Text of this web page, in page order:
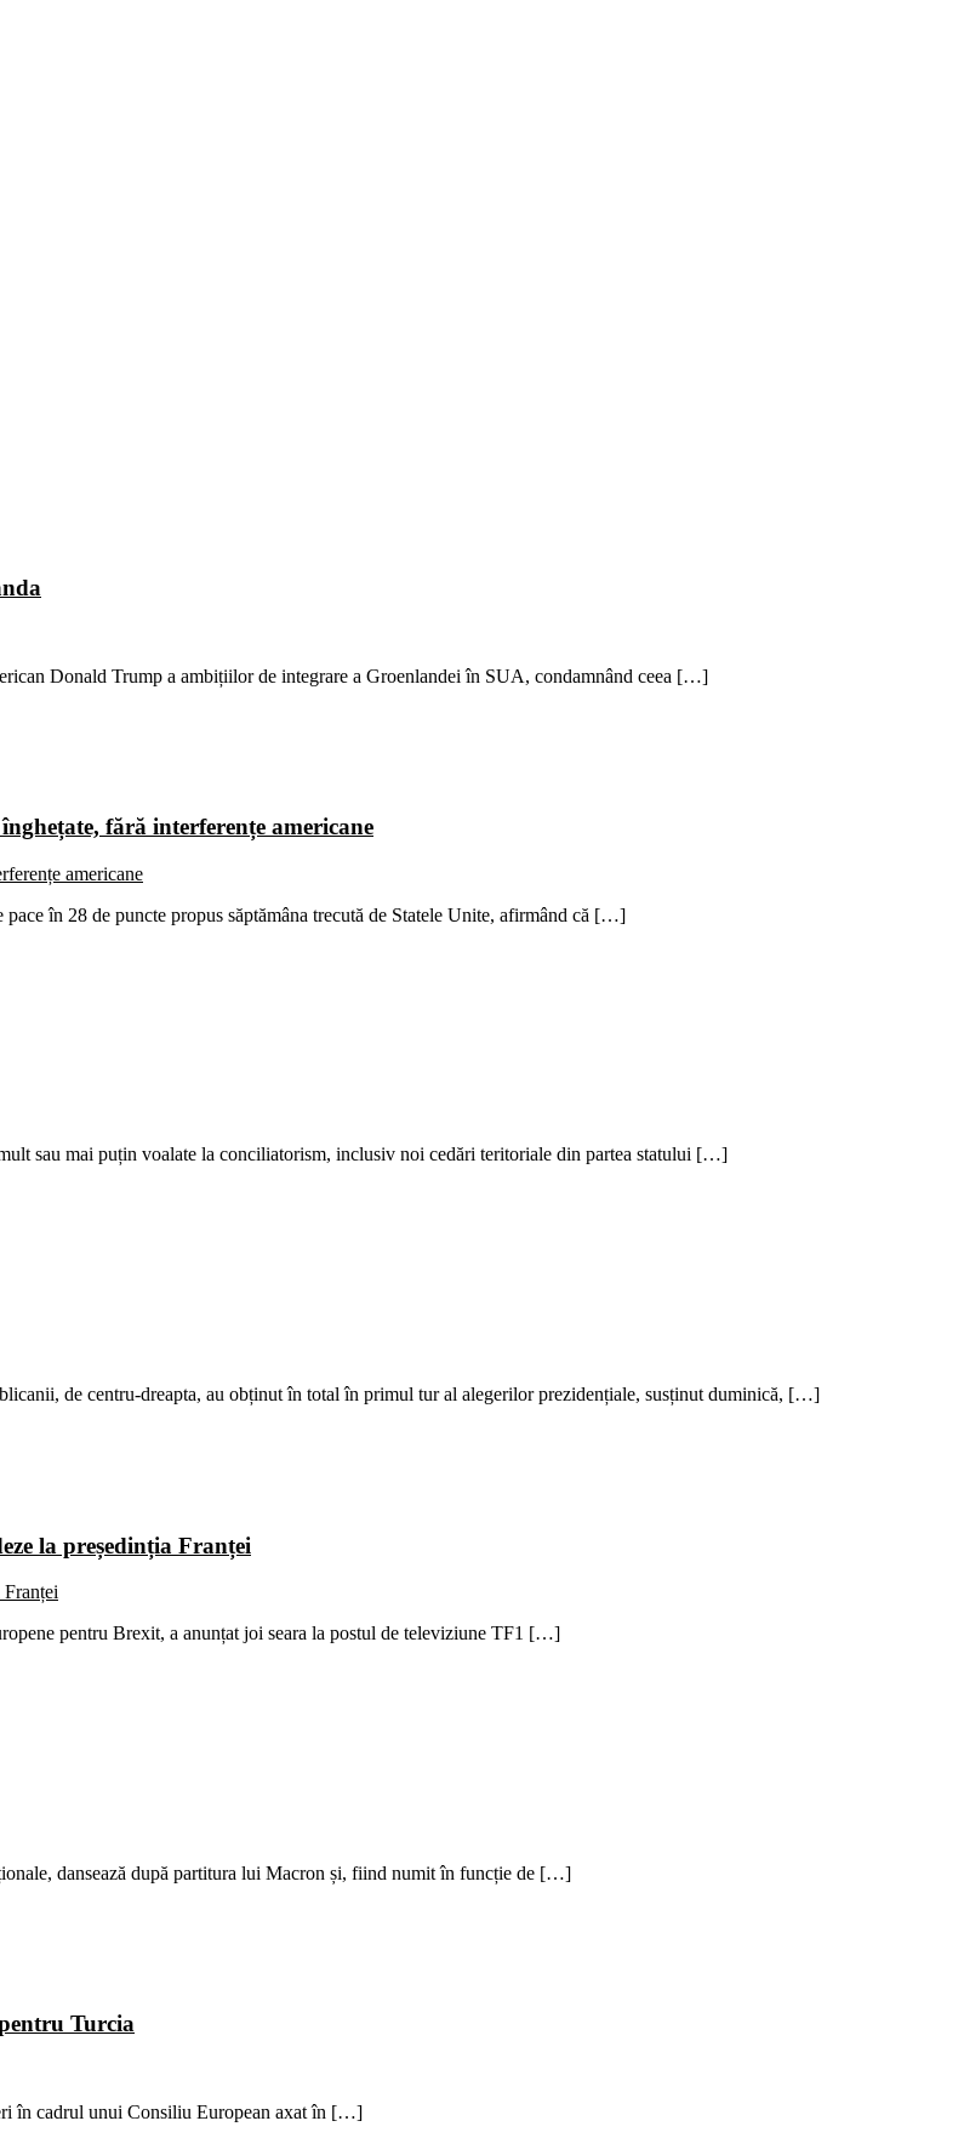
Donald Trump a ambițiilor de integrare a Groenlandei în SUA, condamnând ceea […]
fără interferențe americane
în 28 de puncte propus săptămâna trecută de Statele Unite, afirmând că […]
sau mai puțin voalate la conciliatorism, inclusiv noi cedări teritoriale din partea statului […]
de centru-dreapta, au obținut în total în primul tur al alegerilor prezidențiale, susținut duminică, […]
la președinția Franței
pentru Brexit, a anunțat joi seara la postul de televiziune TF1 […]
dansează după partitura lui Macron și, fiind numit în funcție de […]
Turcia
în cadrul unui Consiliu European axat în […]